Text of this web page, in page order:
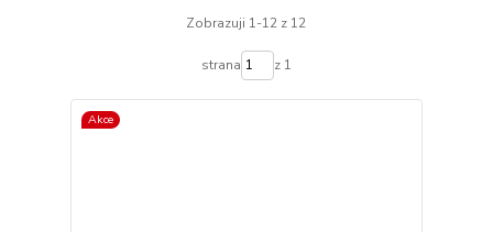
Zobrazuji 1-12 z 12
strana z 1
Akce